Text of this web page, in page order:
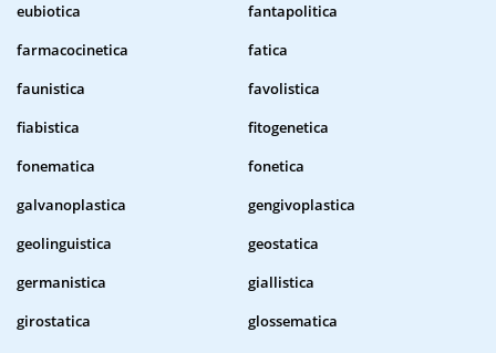
eubiotica
fantapolitica
farmacocinetica
fatica
faunistica
favolistica
fiabistica
fitogenetica
fonematica
fonetica
galvanoplastica
gengivoplastica
geolinguistica
geostatica
germanistica
giallistica
girostatica
glossematica